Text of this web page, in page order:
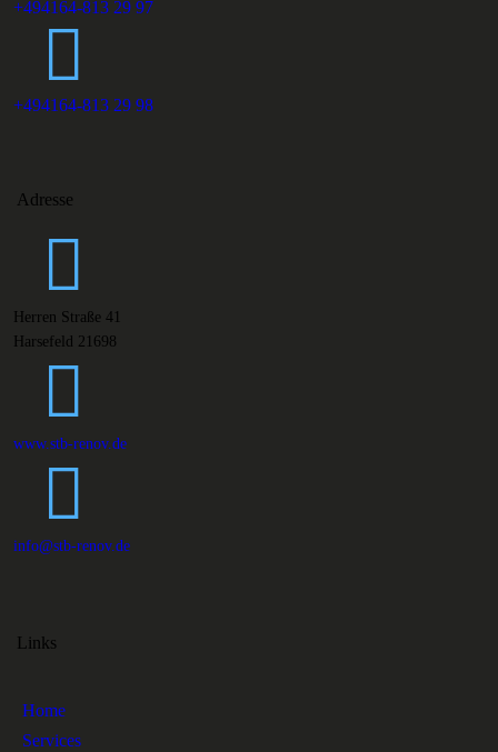
+494164-813 29 97
+494164-813 29 98
Adresse
Herren Straße 41
Harsefeld 21698
www.stb-renov.de
info@stb-renov.de
Links
Home
Services